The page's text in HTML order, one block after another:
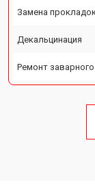
Замена
Декальцинация
Ремонт